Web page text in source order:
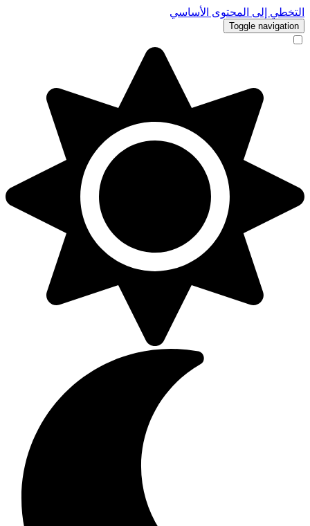
التخطي إلى المحتوى الأساسي
Toggle navigation